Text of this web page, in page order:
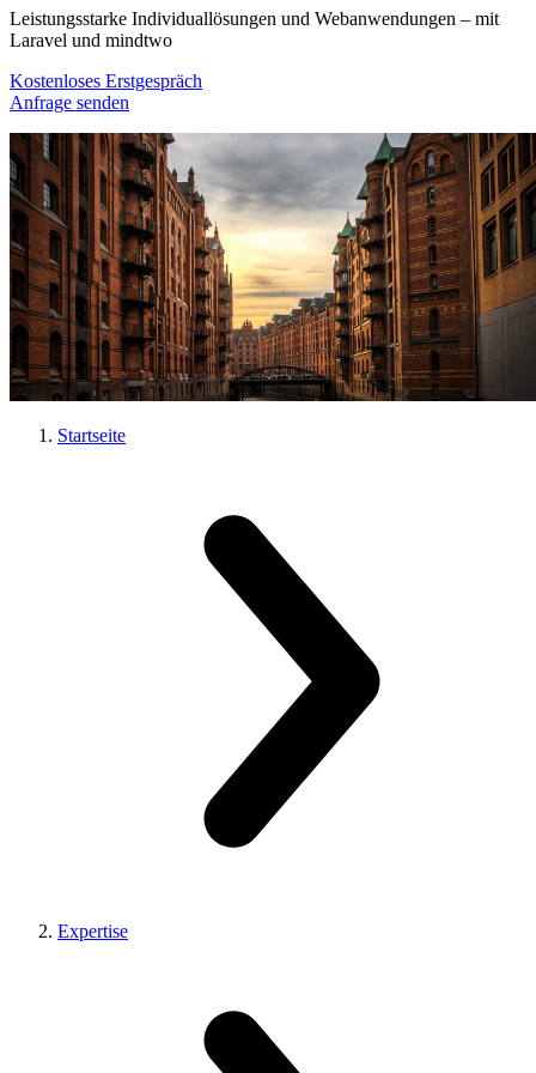
Leistungsstarke Individuallösungen und Webanwendungen – mit
Laravel und mindtwo
Kostenloses Erstgespräch
Anfrage senden
Startseite
Expertise